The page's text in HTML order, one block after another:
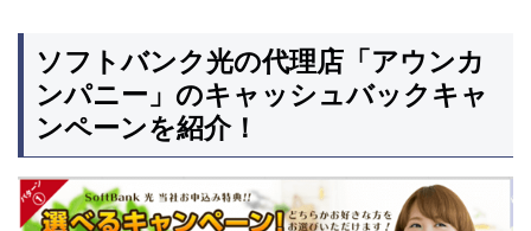
ソフトバンク光の代理店「アウンカ
ンパニー」のキャッシュバックキャ
ンペーンを紹介！